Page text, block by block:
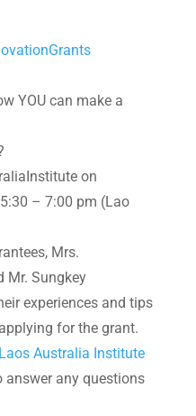
YOU can make a
on
– 7:00 pm (Lao
Mrs.
Mr. Sungkey
experiences and tips
for the grant.
Laos Australia Institute
any questions